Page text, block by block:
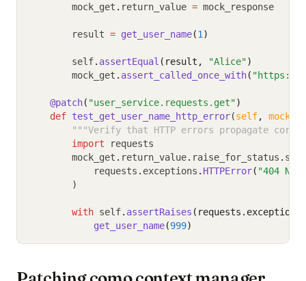
        mock_get
. return_value = mock_response
        result
= get_user_name(1 )
        self
. assertEqual (result, "Alice")
        mock_get
. assert_called_once_with( "https://
@patch( "user_service.requests.get")
def test_get_user_name_http_error(self,
"""Verify that HTTP errors propagate
import requests
        mock_get
. return_value. raise_for_status .
            requests
. exceptions . HTTPError( "404 Not
        )
with self. assertRaises
get_user_name(999)